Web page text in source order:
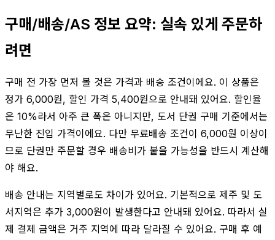
구매/배송/AS 정보 요약: 실속 있게 주문하
려면
구매 전 가장 먼저 볼 것은 가격과 배송 조건이에요. 이 상품은
정가 6,000원, 할인 가격 5,400원으로 안내돼 있어요. 할인율
은 10%라서 아주 큰 폭은 아니지만, 도서 단권 구매 기준에서는
무난한 진입 가격이에요. 다만 무료배송 조건이 6,000원 이상이
므로 단권만 주문할 경우 배송비가 붙을 가능성을 반드시 계산해
야 해요.
배송 안내는 지역별로도 차이가 있어요. 기본적으로 제주 및 도
서지역은 추가 3,000원이 발생한다고 안내돼 있어요. 따라서 실
제 결제 금액은 거주 지역에 따라 달라질 수 있어요. 구매 후 예